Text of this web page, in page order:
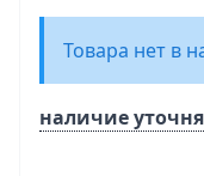
Товара нет в
наличие